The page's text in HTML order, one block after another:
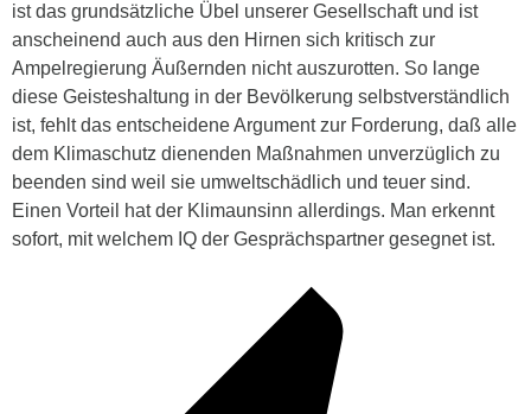
ist das grundsätzliche Übel unserer Gesellschaft und ist
anscheinend auch aus den Hirnen sich kritisch zur
Ampelregierung Äußernden nicht auszurotten. So lange
diese Geisteshaltung in der Bevölkerung selbstverständlich
ist, fehlt das entscheidene Argument zur Forderung, daß alle
dem Klimaschutz dienenden Maßnahmen unverzüglich zu
beenden sind weil sie umweltschädlich und teuer sind.
Einen Vorteil hat der Klimaunsinn allerdings. Man erkennt
sofort, mit welchem IQ der Gesprächspartner gesegnet ist.